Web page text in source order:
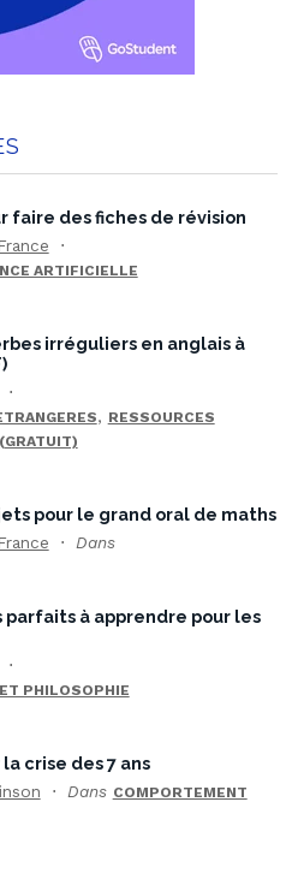
faire des fiches de révision
ARTIFICIELLE
irréguliers en anglais à
, RESSOURCES
pour le grand oral de maths
Dans
parfaits à apprendre pour les
PHILOSOPHIE
crise des 7 ans
Dans COMPORTEMENT